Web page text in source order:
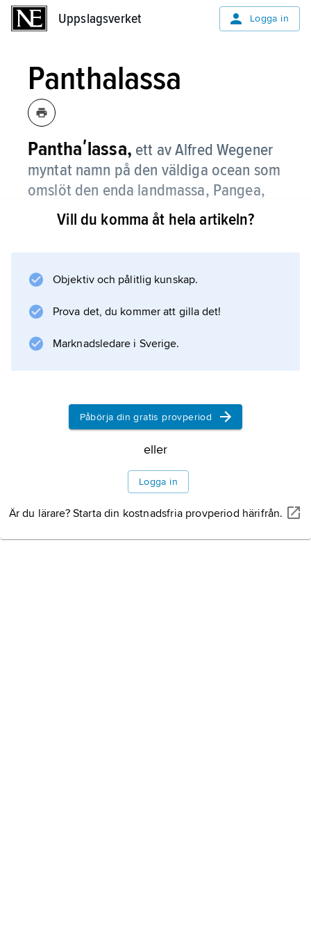
Uppslagsverket Logga in
Panthalassa
Panthaʹlassa, ett av Alfred Wegener
myntat namn på den väldiga ocean som
omslöt den enda landmassa, Pangea,
som han antog hade existerat under
yngre karbon (för ca 300 miljoner år
Vill du komma åt hela artikeln?
Objektiv och pålitlig kunskap.
Prova det, du kommer att gilla det!
Marknadsledare i Sverige.
Påbörja din gratis provperiod
eller
Logga in
Är du lärare? Starta din kostnadsfria provperiod härifrån.